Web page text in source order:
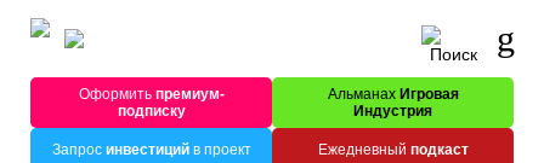
Оформитьпремиум-
подписку
Альманах Игровая
Индустрия
Запрос инвестицийв проект Ежедневный подкаст